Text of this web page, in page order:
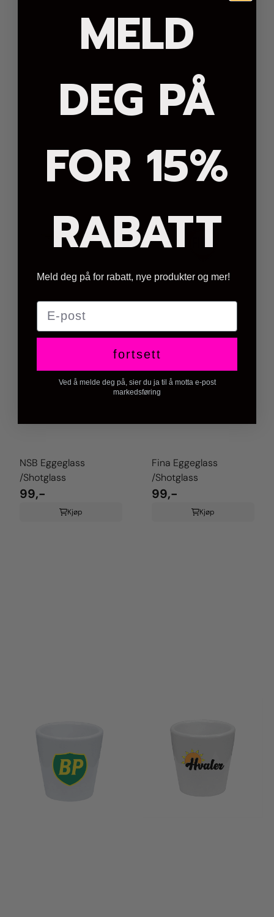
NSB Eggeglass
/Shotglass
99,-
Kjøp
Fina Eggeglass
/Shotglass
99,-
Kjøp
MELD
DEG PÅ
FOR 15%
RABATT
Meld deg på for rabatt, nye produkter og mer!
E-post
fortsett
Ved å melde deg på, sier du ja til å motta e-post
markedsføring